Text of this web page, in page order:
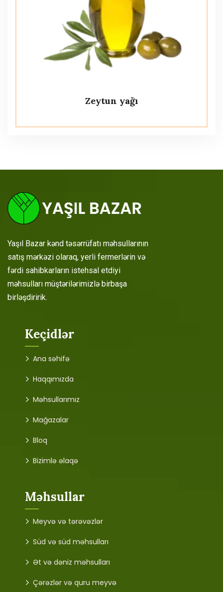
Zeytun yağı
Yaşıl Bazar kənd təsərrüfatı məhsullarının
satış mərkəzi olaraq, yerli fermerlərin və
fərdi sahibkarların istehsal etdiyi
məhsulları müştərilərimizlə birbaşa
birləşdiririk.
Keçidlər
Ana səhifə
Haqqımızda
Məhsullarımız
Mağazalar
Bloq
Bizimlə əlaqə
Məhsullar
Meyvə və tərəvəzlər
Süd və süd məhsulları
Ət və dəniz məhsulları
Çərəzlər və quru meyvə